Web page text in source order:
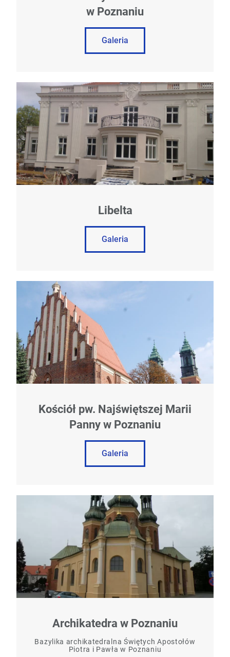
w Poznaniu
Galeria
Libelta
Galeria
Kościół pw. Najświętszej Marii
Panny w Poznaniu
Galeria
Archikatedra w Poznaniu
Bazylika archikatedralna Świętych Apostołów
Piotra i Pawła w Poznaniu